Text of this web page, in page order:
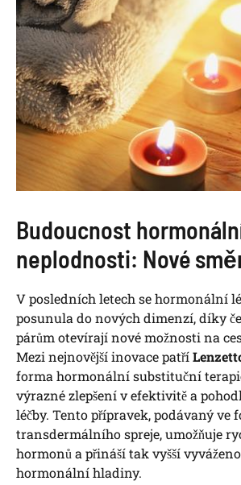
Budoucnost
neplodnosti: Nové
V posledních letech se hormonální
posunula do nových dimenzí, díky
párům otevírají nové možnosti na
Mezi nejnovější inovace patří
forma hormonální substituční
výrazné zlepšení v efektivitě a
léčby. Tento přípravek, podávaný ve
transdermálního spreje, umožňuje
hormonů a přináší tak vyšší
hormonální hladiny.